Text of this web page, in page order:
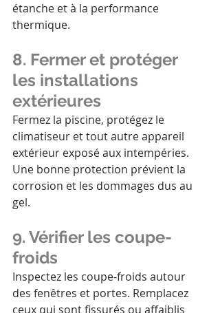
étanche et à la performance
thermique.
8. Fermer et protéger
les installations
extérieures
Fermez la piscine, protégez le
climatiseur et tout autre appareil
extérieur exposé aux intempéries.
Une bonne protection prévient la
corrosion et les dommages dus au
gel.
9. Vérifier les coupe-
froids
Inspectez les coupe-froids autour
des fenêtres et portes. Remplacez
ceux qui sont fissurés ou affaiblis